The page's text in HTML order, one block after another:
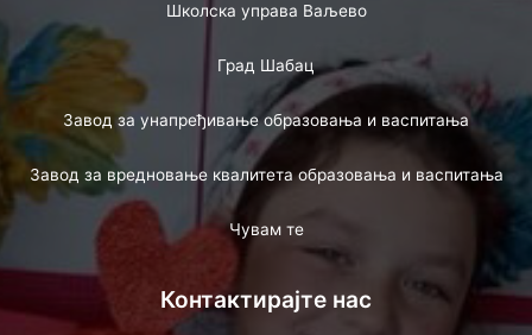
Школска управа Ваљево
Град Шабац
Завод за унапређивање образовања и васпитања
Завод за вредновање квалитета образовања и васпитања
Чувам те
Контактирајте нас